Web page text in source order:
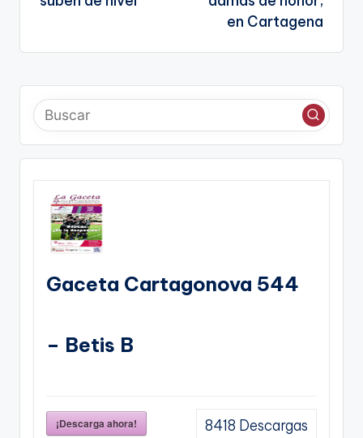
en Cartagena
Gaceta Cartagonova 544
– Betis B
¡Descarga ahora! 8418 Descargas